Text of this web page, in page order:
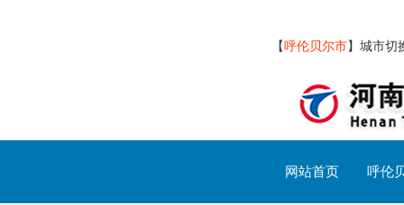
【呼伦贝尔市】 城市切
网站首页 呼伦